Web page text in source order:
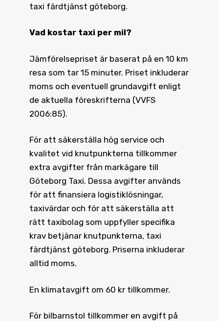
taxi färdtjänst göteborg.
Vad kostar taxi per mil?
Jämförelsepriset är baserat på en 10 km
resa som tar 15 minuter. Priset inkluderar
moms och eventuell grundavgift enligt
de aktuella föreskrifterna (VVFS
2006:85).
För att säkerställa hög service och
kvalitet vid knutpunkterna tillkommer
extra avgifter från markägare till
Göteborg Taxi. Dessa avgifter används
för att finansiera logistiklösningar,
taxivärdar och för att säkerställa att
rätt taxibolag som uppfyller specifika
krav betjänar knutpunkterna, taxi
färdtjänst göteborg. Priserna inkluderar
alltid moms.
En klimatavgift om 60 kr tillkommer.
För bilbarnstol tillkommer en avgift på